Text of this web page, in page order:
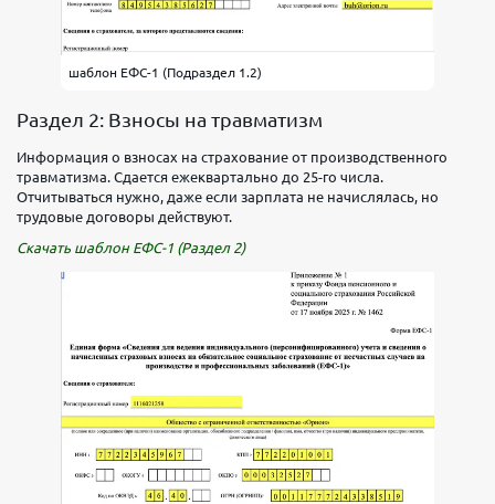
шаблон ЕФС-1 (Подраздел 1.2)
Раздел 2: Взносы на травматизм
Информация о взносах на страхование от производственного
травматизма. Сдается ежеквартально до 25-го числа.
Отчитываться нужно, даже если зарплата не начислялась, но
трудовые договоры действуют.
Скачать шаблон ЕФС-1 (Раздел 2)